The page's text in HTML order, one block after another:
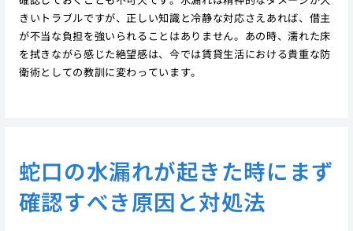
きいトラブルですが、正しい知識と冷静な対応さえあれば、借主
が不当な負担を強いられることはありません。あの時、濡れた床
を拭きながら感じた絶望感は、今では賃貸生活における貴重な防
衛術としての教訓に変わっています。
蛇口の水漏れが起きた時にまず
確認すべき原因と対処法